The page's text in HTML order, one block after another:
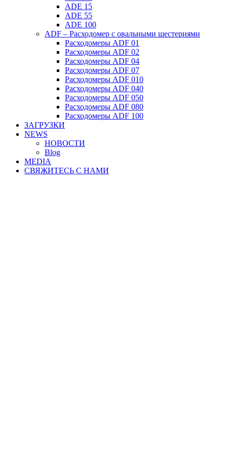
ADE 15
ADE 55
ADE 100
ADF – Расходомер с овальными шестернями
Расходомеры ADF 01
Расходомеры ADF 02
Расходомеры ADF 04
Расходомеры ADF 07
Расходомеры ADF 010
Расходомеры ADF 040
Расходомеры ADF 050
Расходомеры ADF 080
Расходомеры ADF 100
ЗАГРУЗКИ
NEWS
НОВОСТИ
Blog
MEDIA
СВЯЖИТЕСЬ С НАМИ